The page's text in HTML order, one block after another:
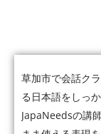
草加市で会話ク
る日本語をしっ
JapaNeedsの講